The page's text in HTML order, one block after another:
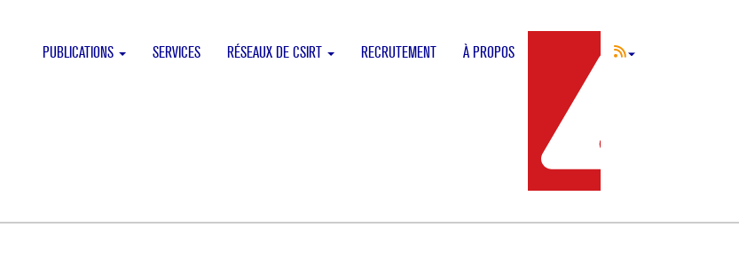
PUBLICATIONS SERVICES RÉSEAUX DE CSIRT RECRUTEMENT À PROPOS